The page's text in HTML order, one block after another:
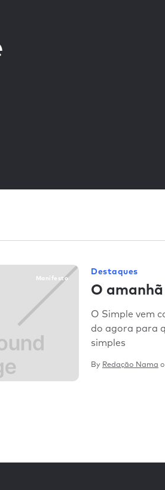
Manifesto
Destaques
O
O Simple vem
do agora para
simples
By Redação Nama